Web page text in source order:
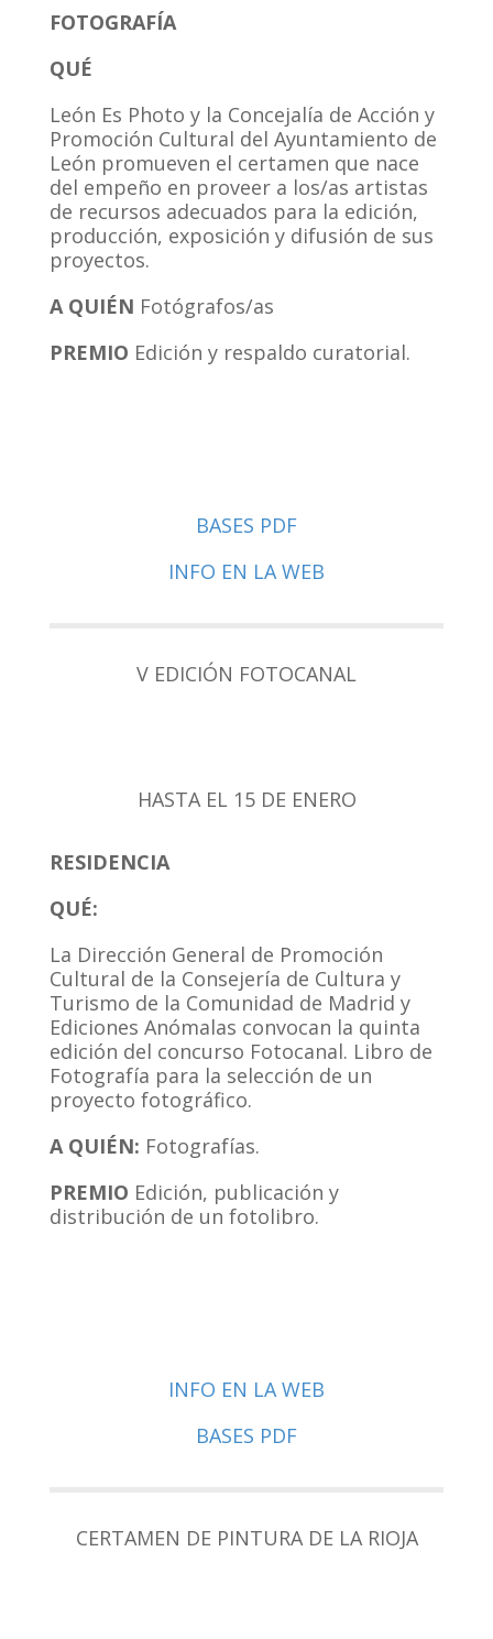
FOTOGRAFÍA
QUÉ
León Es Photo y la Concejalía de Acción y
Promoción Cultural del Ayuntamiento de
León promueven el certamen que nace
del empeño en proveer a los/as artistas
de recursos adecuados para la edición,
producción, exposición y difusión de sus
proyectos.
A QUIÉN Fotógrafos/as
PREMIO Edición y respaldo curatorial.
BASES PDF
INFO EN LA WEB
V EDICIÓN FOTOCANAL
HASTA EL 15 DE ENERO
RESIDENCIA
QUÉ:
La Dirección General de Promoción
Cultural de la Consejería de Cultura y
Turismo de la Comunidad de Madrid y
Ediciones Anómalas convocan la quinta
edición del concurso Fotocanal. Libro de
Fotografía para la selección de un
proyecto fotográfico.
A QUIÉN: Fotografías.
PREMIO Edición, publicación y
distribución de un fotolibro.
INFO EN LA WEB
BASES PDF
CERTAMEN DE PINTURA DE LA RIOJA